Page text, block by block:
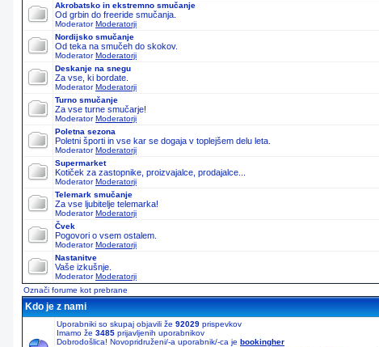
Akrobatsko in ekstremno smučanje
Od grbin do freeride smučanja.
ModeratorModeratorji
Nordijsko smučanje
Od teka na smučeh do skokov.
ModeratorModeratorji
Deskanje na snegu
Za vse, ki bordate.
ModeratorModeratorji
Turno smučanje
Za vse turne smučarje!
ModeratorModeratorji
Poletna sezona
Poletni športi in vse kar se dogaja v toplejšem delu leta.
ModeratorModeratorji
Supermarket
Kotiček za zastopnike, proizvajalce, prodajalce...
ModeratorModeratorji
Telemark smučanje
Za vse ljubitelje telemarka!
ModeratorModeratorji
Čvek
Pogovori o vsem ostalem.
ModeratorModeratorji
Nastanitve
Vaše izkušnje.
ModeratorModeratorji
Označi forume kot prebrane
Kdo je z nami
Uporabniki so skupaj objavili že 92029 prispevkov
Imamo že 3485 prijavljenih uporabnikov
Dobrodošlica! Novopridruženi/-a uporabnik/-ca je bookingher